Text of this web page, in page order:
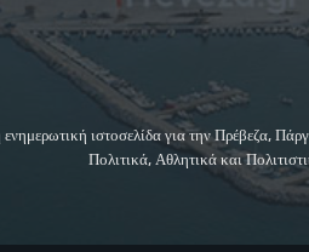
ιστοσελίδα για την Πρέβεζα,
Πολιτικά, Αθλητικά και